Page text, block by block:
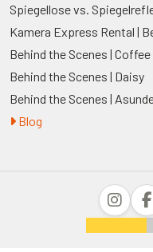
Spiegellose vs.
Kamera Express Rental |
Behind the Scenes |
Behind the Scenes | Daisy
Behind the Scenes |
Blog